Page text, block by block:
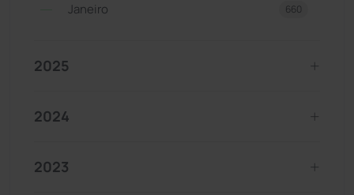
Janeiro 660
2025
2024
2023